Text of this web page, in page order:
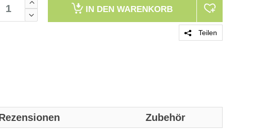
IN DEN WARENKORB
Teilen
Zubehör